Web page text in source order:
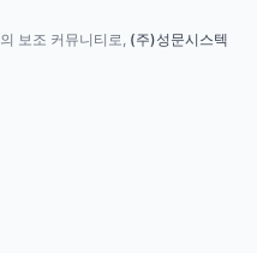
의 보조 커뮤니티로, (주)성문시스텍